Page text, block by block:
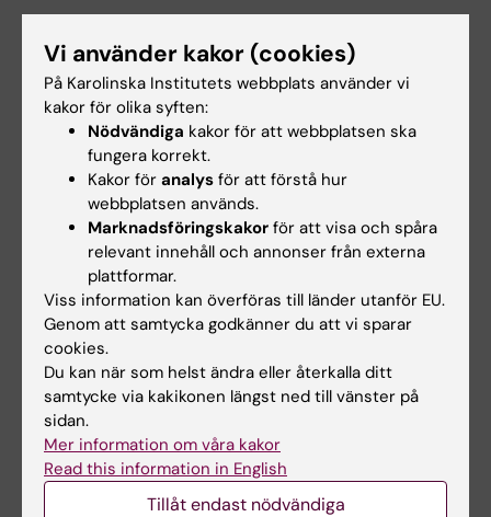
Dokument
Länkar
Lokalbokning för medarbetare
Hade du nytta av informationen på denna sida?
Yes
Vi använder kakor (cookies)
På Karolinska Institutets webbplats använder vi
kakor för olika syften:
Nödvändiga kakor för att webbplatsen ska
fungera korrekt.
Kakor för analys för att förstå hur
webbplatsen används.
Marknadsföringskakor för att visa och spåra
relevant innehåll och annonser från externa
plattformar.
Viss information kan överföras till länder utanför EU.
Genom att samtycka godkänner du att vi sparar
cookies.
Du kan när som helst ändra eller återkalla ditt
samtycke via kakikonen längst ned till vänster på
sidan.
Mer information om våra kakor
Read this information in English
Tillåt endast nödvändiga